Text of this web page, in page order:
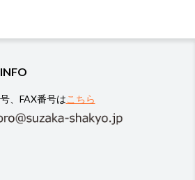
、FAX番号はこちら